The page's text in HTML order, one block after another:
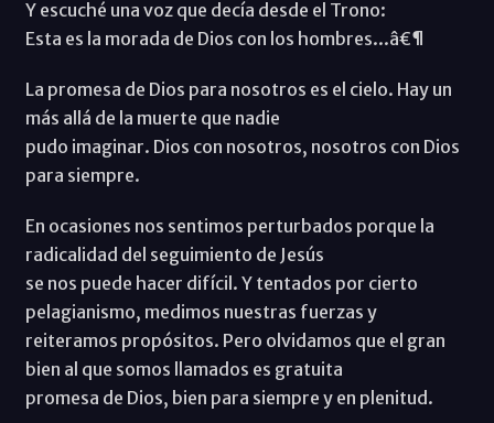
Y escuché una voz que decía desde el Trono:
Esta es la morada de Dios con los hombres...â€¶
La promesa de Dios para nosotros es el cielo. Hay un
más allá de la muerte que nadie
pudo imaginar. Dios con nosotros, nosotros con Dios
para siempre.
En ocasiones nos sentimos perturbados porque la
radicalidad del seguimiento de Jesús
se nos puede hacer difícil. Y tentados por cierto
pelagianismo, medimos nuestras fuerzas y
reiteramos propósitos. Pero olvidamos que el gran
bien al que somos llamados es gratuita
promesa de Dios, bien para siempre y en plenitud.